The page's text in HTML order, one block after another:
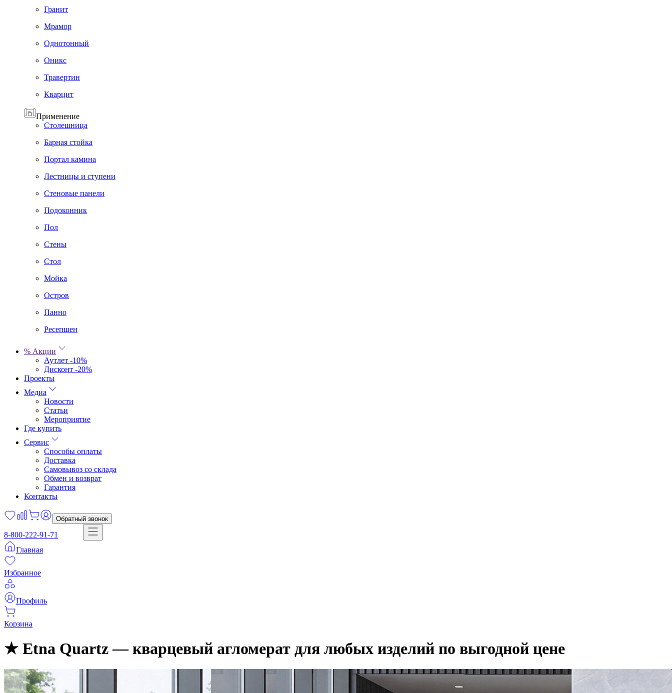
Гранит
Мрамор
Однотонный
Оникс
Травертин
Кварцит
Применение
Cтолешница
Барная стойка
Портал камина
Лестницы и ступени
Стеновые панели
Подоконник
Пол
Cтены
Стол
Мойка
Остров
Панно
Ресепшен
% Акции
Аутлет -10%
Дисконт -20%
Проекты
Медиа
Новости
Статьи
Мероприятие
Где купить
Сервис
Способы оплаты
Доставка
Самовывоз со склада
Обмен и возврат
Гарантия
Контакты
Обратный звонок
8-800-222-91-71
Главная
Избранное
Профиль
Корзина
★ Etna Quartz — кварцевый агломерат для любых изделий по выгодной цене